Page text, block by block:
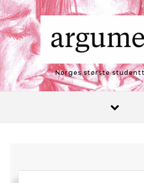
Skip to content
Norges største